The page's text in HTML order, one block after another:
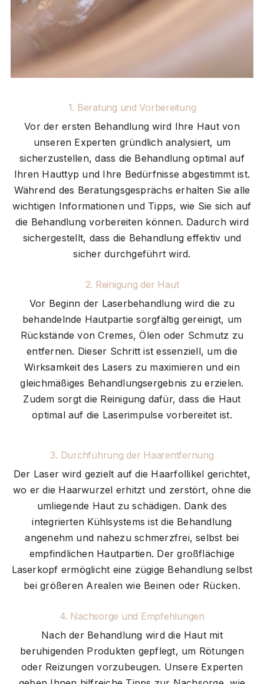
1. Beratung und Vorbereitung
Vor der ersten Behandlung wird Ihre Haut von
unseren Experten gründlich analysiert, um
sicherzustellen, dass die Behandlung optimal auf
Ihren Hauttyp und Ihre Bedürfnisse abgestimmt ist.
Während des Beratungsgesprächs erhalten Sie alle
wichtigen Informationen und Tipps, wie Sie sich auf
die Behandlung vorbereiten können. Dadurch wird
sichergestellt, dass die Behandlung effektiv und
sicher durchgeführt wird.
2. Reinigung der Haut
Vor Beginn der Laserbehandlung wird die zu
behandelnde Hautpartie sorgfältig gereinigt, um
Rückstände von Cremes, Ölen oder Schmutz zu
entfernen. Dieser Schritt ist essenziell, um die
Wirksamkeit des Lasers zu maximieren und ein
gleichmäßiges Behandlungsergebnis zu erzielen.
Zudem sorgt die Reinigung dafür, dass die Haut
optimal auf die Laserimpulse vorbereitet ist.
3. Durchführung der Haarentfernung
Der Laser wird gezielt auf die Haarfollikel gerichtet,
wo er die Haarwurzel erhitzt und zerstört, ohne die
umliegende Haut zu schädigen. Dank des
integrierten Kühlsystems ist die Behandlung
angenehm und nahezu schmerzfrei, selbst bei
empfindlichen Hautpartien. Der großflächige
Laserkopf ermöglicht eine zügige Behandlung selbst
bei größeren Arealen wie Beinen oder Rücken.
4. Nachsorge und Empfehlungen
Nach der Behandlung wird die Haut mit
beruhigenden Produkten gepflegt, um Rötungen
oder Reizungen vorzubeugen. Unsere Experten